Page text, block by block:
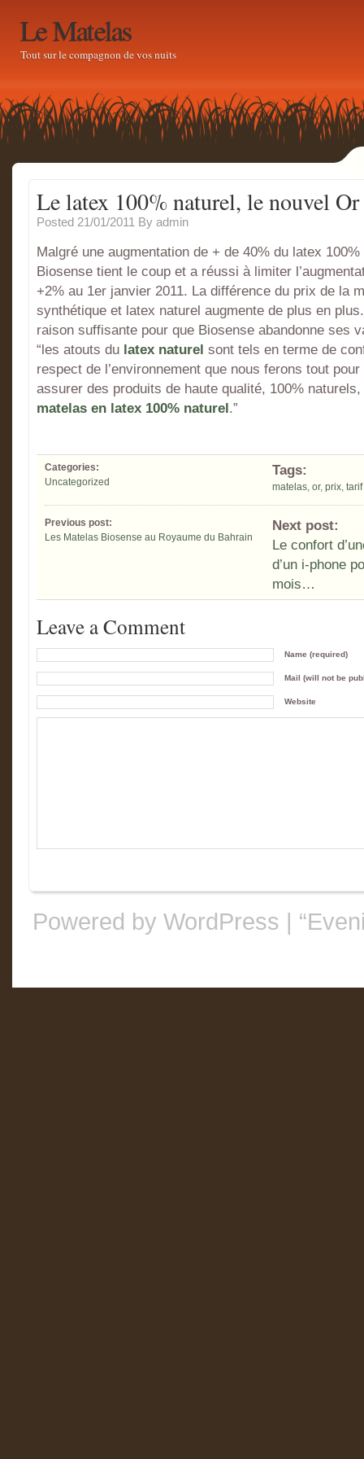
Le Matelas
Tout sur le compagnon de vos nuits
Le latex 100% naturel, le nouvel
Posted 21/01/2011 By admin
Malgré une augmentation de + de 40% du latex
Biosense tient le coup et a réussi à limiter
+2% au 1er janvier 2011. La différence du prix de la
synthétique et latex naturel augmente de plus en
raison suffisante pour que Biosense abandonne ses
“les atouts du latex naturel sont tels en terme de
respect de l’environnement que nous ferons tout
assurer des produits de haute qualité, 100%
matelas en latex 100% naturel.”
Categories:
Uncategorized
Tags:
matelas, or, prix, tarif
Previous post:
Les Matelas Biosense au Royaume du Bahrain
Next post:
Le confort
d’un i-phone
mois…
Leave a Comment
Name (required)
Mail (will not be
Website
Powered by WordPress |